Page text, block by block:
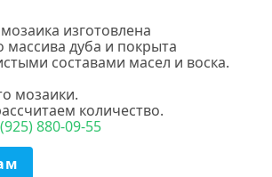
руб. -
изготовлена
массива дуба и покрыта
составами масел и воска.
мозаики.
количество.
(925) 880-09-55